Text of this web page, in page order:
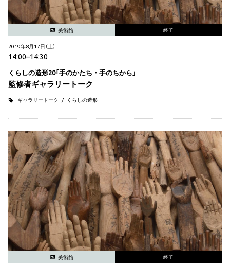
美術館 終了
2019年8月17日（土）
14:00–14:30
くらしの造形20「手のかたち・手のちから」
監修者ギャラリートーク
ギャラリートーク くらしの造形
美術館 終了